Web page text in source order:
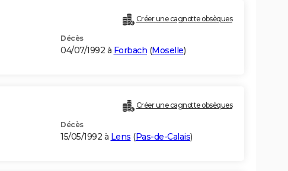
Créer une cagnotte obsèques
Décès
04/07/1992 à Forbach (Moselle)
Créer une cagnotte obsèques
Décès
15/05/1992 à Lens (Pas-de-Calais)